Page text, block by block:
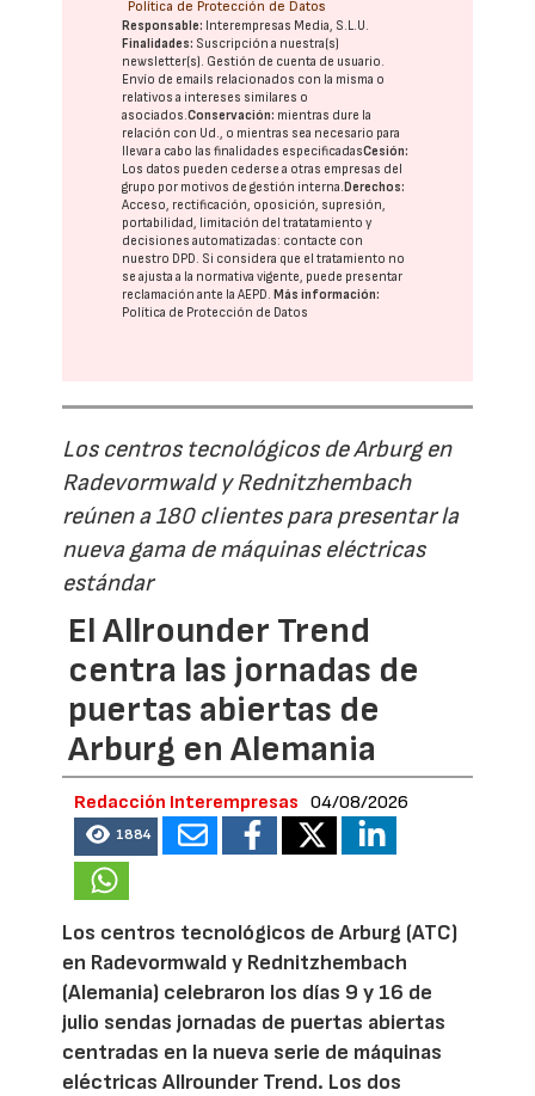
Política de Protección de Datos
Responsable: Interempresas Media, S.L.U.
Finalidades: Suscripción a nuestra(s)
newsletter(s). Gestión de cuenta de usuario.
Envío de emails relacionados con la misma o
relativos a intereses similares o
asociados.Conservación: mientras dure la
relación con Ud., o mientras sea necesario para
llevar a cabo las finalidades especificadasCesión:
Los datos pueden cederse a otras empresas del
grupo por motivos de gestión interna.Derechos:
Acceso, rectificación, oposición, supresión,
portabilidad, limitación del tratatamiento y
decisiones automatizadas: contacte con
nuestro DPD . Si considera que el tratamiento no
se ajusta a la normativa vigente, puede presentar
reclamación ante laAEPD .Más información:
Política de Protección de Datos
Los centros tecnológicos de Arburg en
Radevormwald y Rednitzhembach
reúnen a 180 clientes para presentar la
nueva gama de máquinas eléctricas
estándar
El Allrounder Trend
centra las jornadas de
puertas abiertas de
Arburg en Alemania
Redacción Interempresas 04/08/2026
1884
Los centros tecnológicos de Arburg (ATC)
en Radevormwald y Rednitzhembach
(Alemania) celebraron los días 9 y 16 de
julio sendas jornadas de puertas abiertas
centradas en la nueva serie de máquinas
eléctricas Allrounder Trend. Los dos